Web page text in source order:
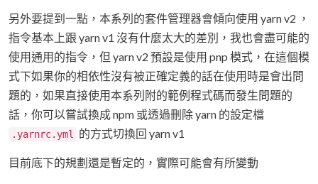
另外要提到一點，本系列的套件管理器會傾向使用 yarn v2 ，
指令基本上跟 yarn v1 沒有什麼太大的差別，我也會盡可能的
使用通用的指令，但 yarn v2 預設是使用 pnp 模式，在這個模
式下如果你的相依性沒有被正確定義的話在使用時是會出問
題的，如果直接使用本系列附的範例程式碼而發生問題的
話，你可以嘗試換成 npm 或透過刪除 yarn 的設定檔
.yarnrc.yml 的方式切換回 yarn v1
目前底下的規劃還是暫定的，實際可能會有所變動